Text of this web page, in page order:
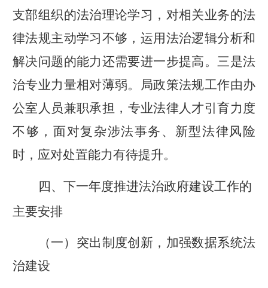
支部组织的法治理论学习，对相关业务的法
律法规主动学习不够，运用法治逻辑分析和
解决问题的能力还需要进一步提高。三是法
治专业力量相对薄弱。 局政策法规工作由办
公室 人员兼职承担，专业法律人才引育力度
不够，面对复杂涉法事务、新型法律风险
时，应对处置能力有待提升。
四、下一年度推进法治政府建设工作的
主要安排
（一）突出制度创新，加强数据系统法
治建设